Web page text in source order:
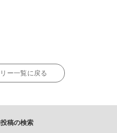
ー一覧に戻る
稿の検索